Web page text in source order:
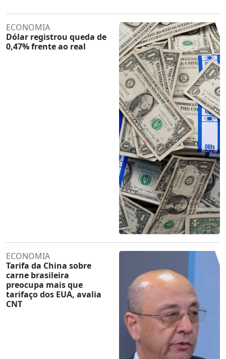
ECONOMIA
Dólar registrou queda de
0,47% frente ao real
ECONOMIA
Tarifa da China sobre
carne brasileira
preocupa mais que
tarifaço dos EUA, avalia
CNT